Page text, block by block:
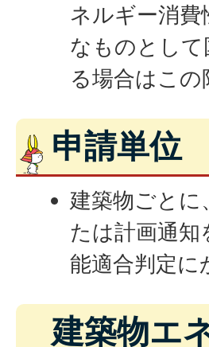
ネルギー消費
なものとし
る場合はこ
申請単位
建築物ごとに
たは計画通知
能適合判定に
建築物エ